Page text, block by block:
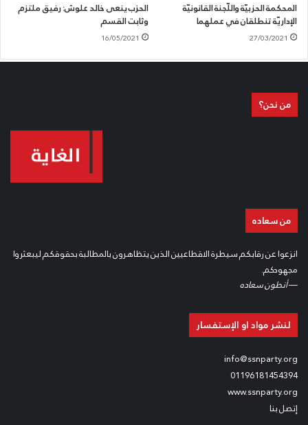
المحكمة الحزبيّة واللّجنة القانونيّة
الإداريّة تنطلقان في عملهما
27/03/2021
الحزب ينعى خالد علوش: رفيق ملتزم
وثابت القسم
16/05/2021
من نحن؟
من سعاده
انزعوا عن رقابكم سيطرة الاقطاعيين الذين يتظاهرون بالمطالبة بحقوقكم ليبعثروا
مجهودكم.
—أنطون سعاده
لنشر مواد او الإستفسار
info@ssnparty.org
01196181454394
www.ssnparty.org
إتصل بنا